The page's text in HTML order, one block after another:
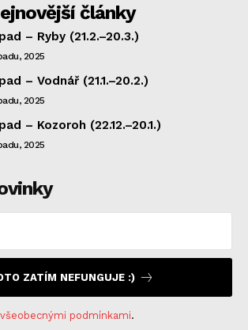
články
– Ryby (21.2.–20.3.)
2025
– Vodnář (21.1.–20.2.)
2025
– Kozoroh (22.12.–20.1.)
2025
ZATÍM NEFUNGUJE :)
všeobecnými podmínkami.